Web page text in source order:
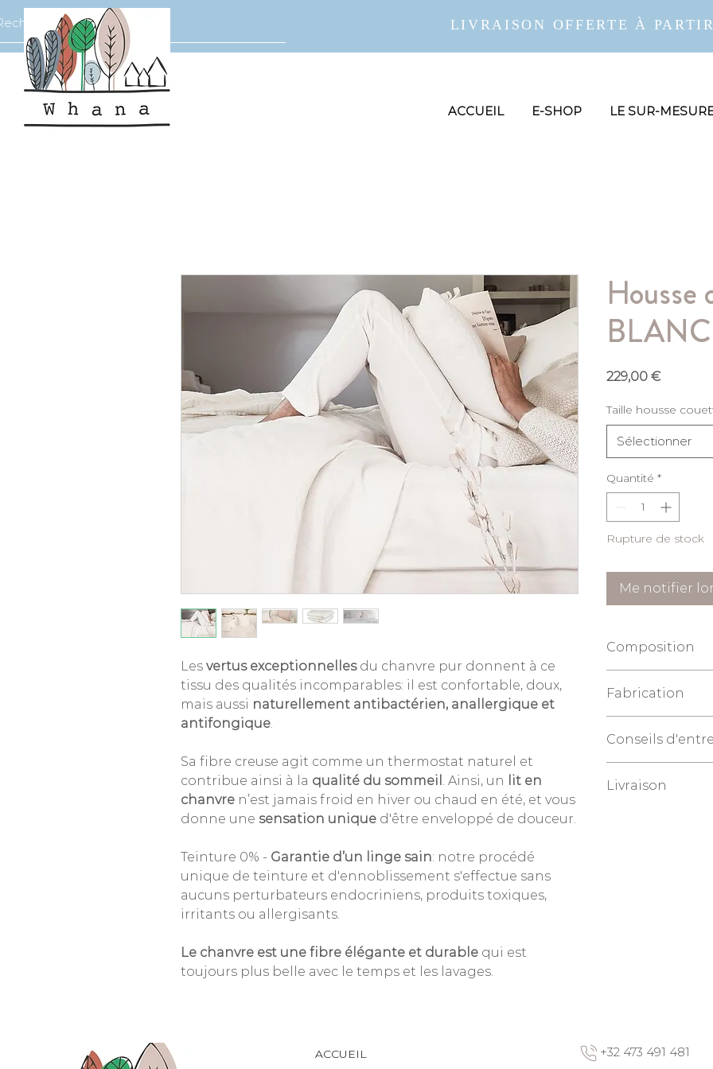
LIVRAISON OFFERTE À
ACCUEIL E-SHOP LE SUR-
Les vertus exceptionnellesdu chanvre pur donnent à ce
tissu des qualités incomparables: il est confortable, doux,
mais aussi naturellement antibactérien, anallergique et
antifongique.
Sa fibre creuse agit comme un thermostat naturel et
contribue ainsi à la qualité du sommeil . Ainsi, un
lit en
chanvre n’est jamais froid en hiver ou chaud en été, et vous
donne une sensation unique d'être enveloppé de douceur.
Teinture 0% - Garantie d’un linge sain: notre procédé
unique de teinture et d'ennoblissement s'effectue sans
aucuns perturbateurs endocriniens, produits toxiques,
irritants ou allergisants.
Le chanvre est une fibre élégante et durable qui est
toujours plus belle avec le temps et les lavages.
Housse
229,00 €Prix
Taille housse
Sélectionner
Quantité *
Rupture de stock
Me notifier
Composition
haute qualité.
Fabrication
réalisés en
Conseils
conseillé,
Livraison
ACCUEIL +32 473 491 481